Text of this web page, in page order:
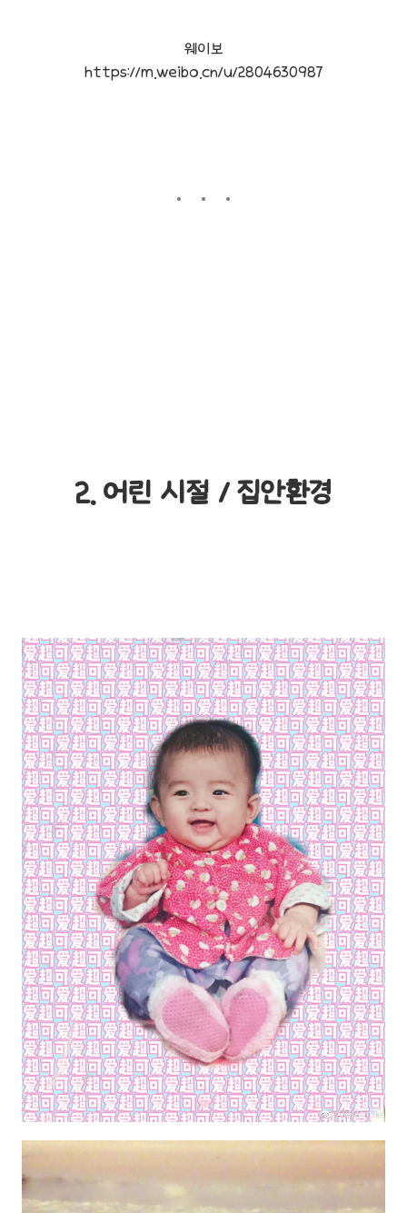
웨이보
https://m.weibo.cn/u/2804630987
2. 어린 시절 / 집안환경